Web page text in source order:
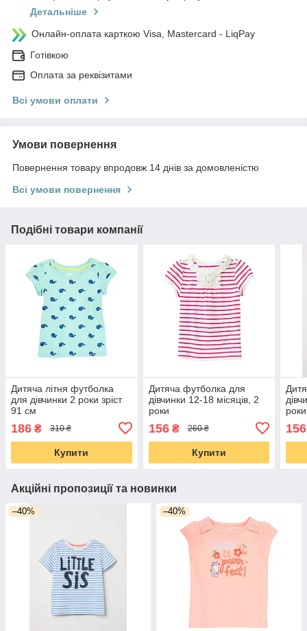
Детальніше
Онлайн-оплата карткою Visa, Mastercard - LiqPay
Готівкою
Оплата за реквізитами
Всі умови оплати
Умови повернення
Повернення товару впродовж 14 днів за домовленістю
Всі умови повернення
Подібні товари компанії
Дитяча літня футболка
для дівчинки 2 роки зріст
91 см
186 ₴ 310 ₴
Купити
Дитяча футболка для
дівчинки 12-18 місяців, 2
роки
156₴ 260 ₴
Купити
роки
156
Акційні пропозиції та новинки
–40% –40%